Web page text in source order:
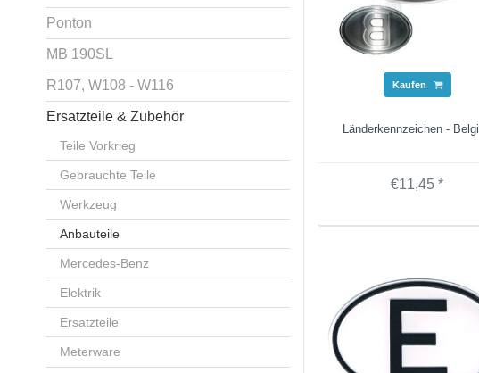
Ponton
MB 190SL
R107, W108 - W116
Ersatzteile & Zubehör
Teile Vorkrieg
Gebrauchte Teile
Werkzeug
Anbauteile
Mercedes-Benz
Elektrik
Ersatzteile
Meterware
Kaufen
Länderkennzeichen -
€11,45 *